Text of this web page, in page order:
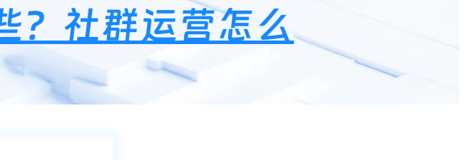
？社群运营怎么